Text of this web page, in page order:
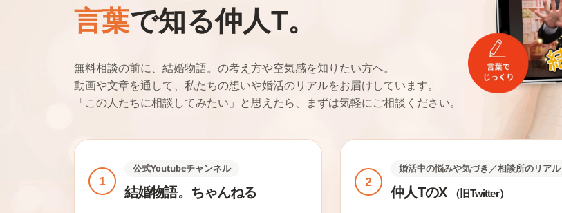
言葉で知る仲人T。
無料相談の前に、結婚物語。の考え方や空気感を知りたい方へ。
動画や文章を通して、私たちの想いや婚活のリアルをお届けしています。
「この人たちに相談してみたい」と思えたら、まずは気軽にご相談ください。
1
公式Youtubeチャンネル
結婚物語。ちゃんねる
2
婚活中の悩みや気づき／相談所のリアル
仲人TのX （旧Twitter）